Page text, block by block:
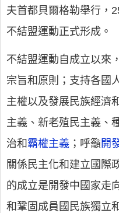
夫首都貝爾格勒舉行，
不結盟運動正式形成。
不結盟運動自成立以來
宗旨和原則；支持各國
主權以及發展民族經濟
主義、新老殖民主義、
治和 霸權主義 ；呼籲 開
關係民主化和建立國際
的成立是開發中國家走
和鞏固成員國民族獨立